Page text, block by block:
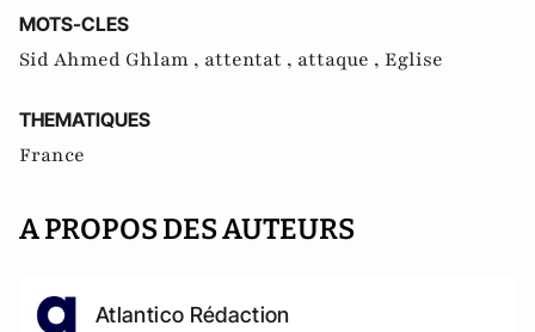
MOTS-CLES
Sid Ahmed Ghlam , attentat , attaque , Eglise
THEMATIQUES
France
A PROPOS DES AUTEURS
Atlantico Rédaction